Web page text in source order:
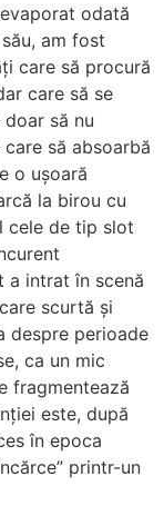
odată
am fost
care să procură
care să se
să nu
să absoarbă
o ușoară
la birou cu
cele de tip slot
a intrat în scenă
scurtă și
despre perioade
ca un mic
fragmentează
este, după
în epoca
printr-un